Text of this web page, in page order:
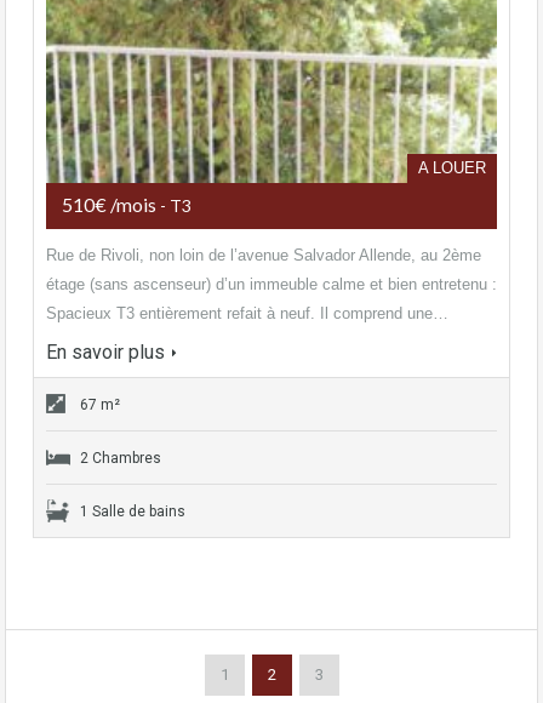
A LOUER
510€ /mois - T3
Rue de Rivoli, non loin de l’avenue Salvador Allende, au 2ème
étage (sans ascenseur) d’un immeuble calme et bien entretenu :
Spacieux T3 entièrement refait à neuf. Il comprend une…
En savoir plus
67 m²
2 Chambres
1 Salle de bains
1 2 3